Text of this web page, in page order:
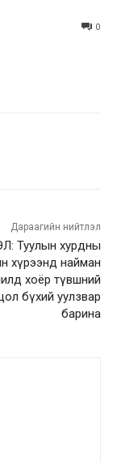
0
Дараагийн нийтлэл
Туулын хурдны
хүрээнд найман
хоёр түвшний
бүхий уулзвар
барина